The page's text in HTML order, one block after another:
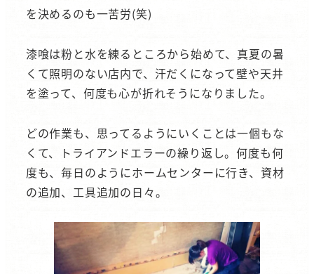
を決めるのも一苦労(笑)
漆喰は粉と水を練るところから始めて、真夏の暑
くて照明のない店内で、汗だくになって壁や天井
を塗って、何度も心が折れそうになりました。
どの作業も、思ってるようにいくことは一個もな
くて、トライアンドエラーの繰り返し。何度も何
度も、毎日のようにホームセンターに行き、資材
の追加、工具追加の日々。